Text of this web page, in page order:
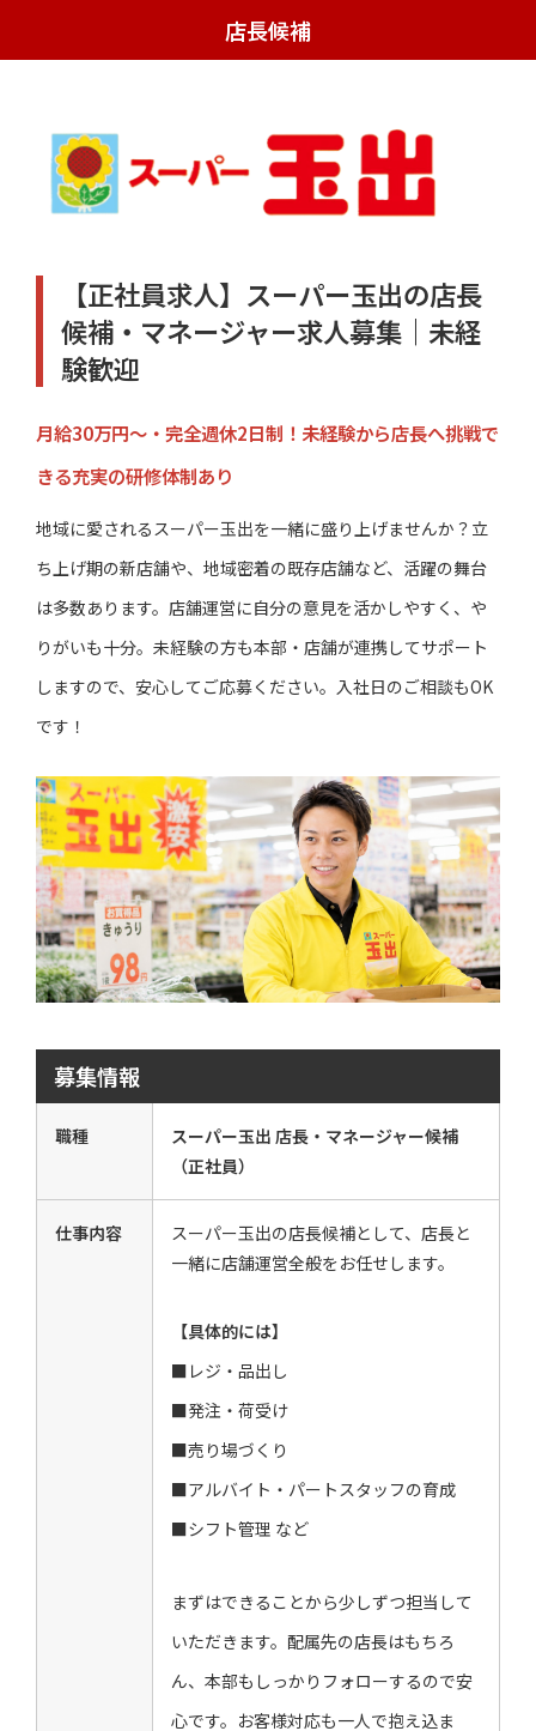
店長候補
【正社員求人】スーパー玉出の店長
候補・マネージャー求人募集｜未経
験歓迎
月給30万円～・完全週休2日制！未経験から店長へ挑戦で
きる充実の研修体制あり
地域に愛されるスーパー玉出を一緒に盛り上げませんか？立
ち上げ期の新店舗や、地域密着の既存店舗など、活躍の舞台
は多数あります。店舗運営に自分の意見を活かしやすく、や
りがいも十分。未経験の方も本部・店舗が連携してサポート
しますので、安心してご応募ください。入社日のご相談もOK
です！
募集情報
職種
スーパー玉出 店長・マネージャー候補
（正社員）
仕事内容
スーパー玉出の店長候補として、店長と
一緒に店舗運営全般をお任せします。
【具体的には】
■レジ・品出し
■発注・荷受け
■売り場づくり
■アルバイト・パートスタッフの育成
■シフト管理 など
まずはできることから少しずつ担当して
いただきます。配属先の店長はもちろ
ん、本部もしっかりフォローするので安
心です。お客様対応も一人で抱え込ま